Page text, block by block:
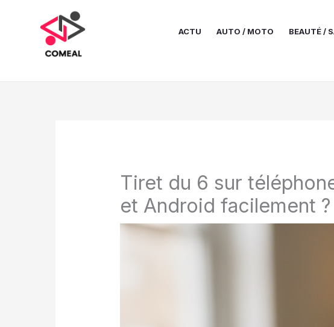
ACTU AUTO / MOTO BEAUTÉ /
Tiret du 6 sur
et Android facilement ?